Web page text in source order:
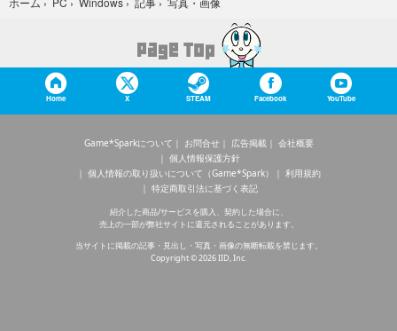
ホーム › PC › Windows › 記事 ›
Home X STEAM Facebook YouTube
Game*Sparkについて お問合せ 広告掲載
会社概要
個人情報保護方針
個人情報の取り扱いについて（Game*Spark）
利用規約
特定商取引法に基づく表記
紹介した商品/サービスを購入、契約した場合に、
売上の一部が弊社サイトに還元されることがあります。
当サイトに掲載の記事・見出し・写真・画像の無断転載を禁じます。
Copyright © 2026 IID, Inc.